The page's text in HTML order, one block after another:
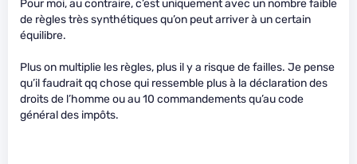
Pour moi, au contraire, c’est uniquement avec un nombre faible
de règles très synthétiques qu’on peut arriver à un certain
équilibre.
Plus on multiplie les règles, plus il y a risque de failles. Je pense
qu’il faudrait qq chose qui ressemble plus à la déclaration des
droits de l’homme ou au 10 commandements qu’au code
général des impôts.